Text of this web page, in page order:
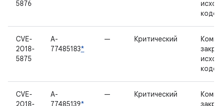
5876
кодом
CVE-
2018-
5875
A-
77485183*
— Критический
кодом
CVE-
2018-
A-
77485139*
— Критический